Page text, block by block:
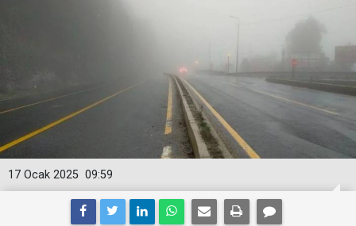
09:59
17 Ocak 2025